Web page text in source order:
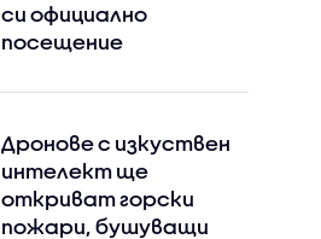
си официално
посещение
Дронове с изкуствен
интелект ще
откриват горски
пожари, бушуващи